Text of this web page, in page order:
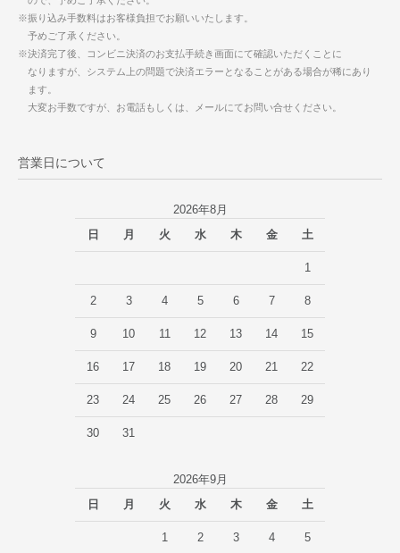
※振り込み手数料はお客様負担でお願いいたします。
予めご了承ください。
※決済完了後、コンビニ決済のお支払手続き画面にて確認いただくことに
なりますが、システム上の問題で決済エラーとなることがある場合が稀にあり
ます。
大変お手数ですが、お電話もしくは、メールにてお問い合せください。
営業日について
2026年8月
日
月 火 水 木 金 土
1
2 3 4 5 6 7 8
9 10 11 12 13 14 15
16 17 18 19 20 21 22
23 24 25 26 27 28 29
30 31
2026年9月
日
月 火 水 木 金 土
1 2 3 4 5